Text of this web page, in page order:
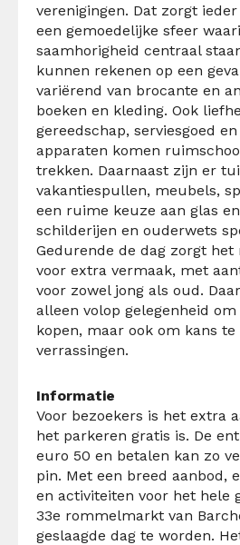
verenigingen. Dat zorgt
een gemoedelijke sfeer
saamhorigheid centraal
kunnen rekenen op een
variërend van brocante en
boeken en kleding. Ook
gereedschap, serviesgoed
apparaten komen
trekken. Daarnaast zijn er
vakantiespullen, meubels,
een ruime keuze aan glas
schilderijen en ouderwets
Gedurende de dag zorgt
voor extra vermaak, met
voor zowel jong als oud.
alleen volop gelegenheid
kopen, maar ook om kans
verrassingen.
Informatie
Voor bezoekers is het extra
het parkeren gratis is. De
euro 50 en betalen kan zo
pin. Met een breed aanbod,
en activiteiten voor het hele
33e rommelmarkt van
geslaagde dag te worden.